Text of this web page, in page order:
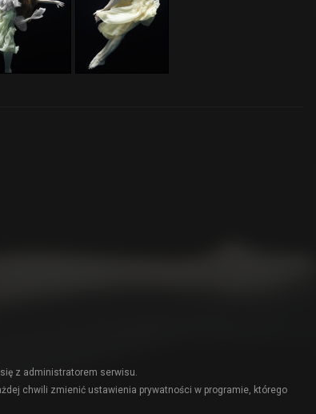
z administratorem serwisu.
chwili zmienić ustawienia prywatności w programie, którego